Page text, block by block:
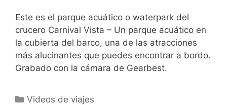
Este es el parque acuático o waterpark del
crucero Carnival Vista – Un parque acuático en
la cubierta del barco, una de las atracciones
más alucinantes que puedes encontrar a bordo.
Grabado con la cámara de Gearbest.
Categorías
Videos de viajes